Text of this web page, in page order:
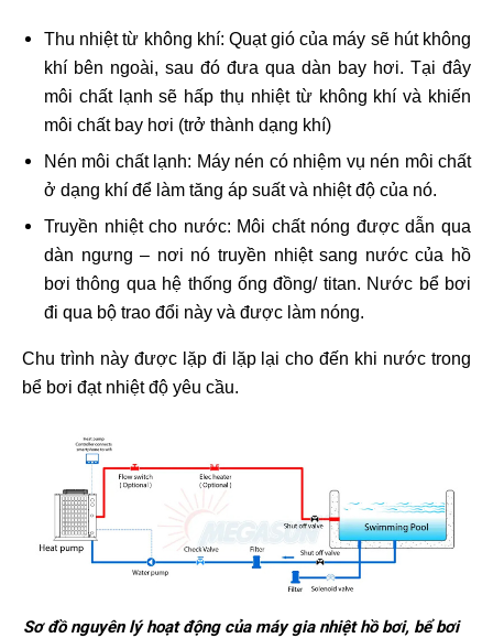
Thu nhiệt từ không khí: Quạt gió của máy sẽ hút không
khí bên ngoài, sau đó đưa qua dàn bay hơi. Tại đây
môi chất lạnh sẽ hấp thụ nhiệt từ không khí và khiến
môi chất bay hơi (trở thành dạng khí)
Nén môi chất lạnh: Máy nén có nhiệm vụ nén môi chất
ở dạng khí để làm tăng áp suất và nhiệt độ của nó.
Truyền nhiệt cho nước: Môi chất nóng được dẫn qua
dàn ngưng – nơi nó truyền nhiệt sang nước của hồ
bơi thông qua hệ thống ống đồng/ titan. Nước bể bơi
đi qua bộ trao đổi này và được làm nóng.
Chu trình này được lặp đi lặp lại cho đến khi nước trong
bể bơi đạt nhiệt độ yêu cầu.
Sơ đồ nguyên lý hoạt động của máy gia nhiệt hồ bơi, bể bơi